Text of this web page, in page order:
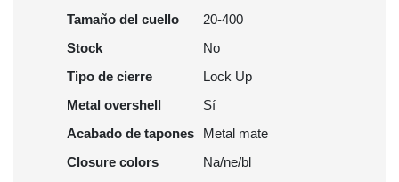
Tamaño del cuello
20-400
Stock
No
Tipo de cierre
Lock Up
Metal overshell
Sí
Acabado de tapones
Metal mate
Closure colors
Na/ne/bl